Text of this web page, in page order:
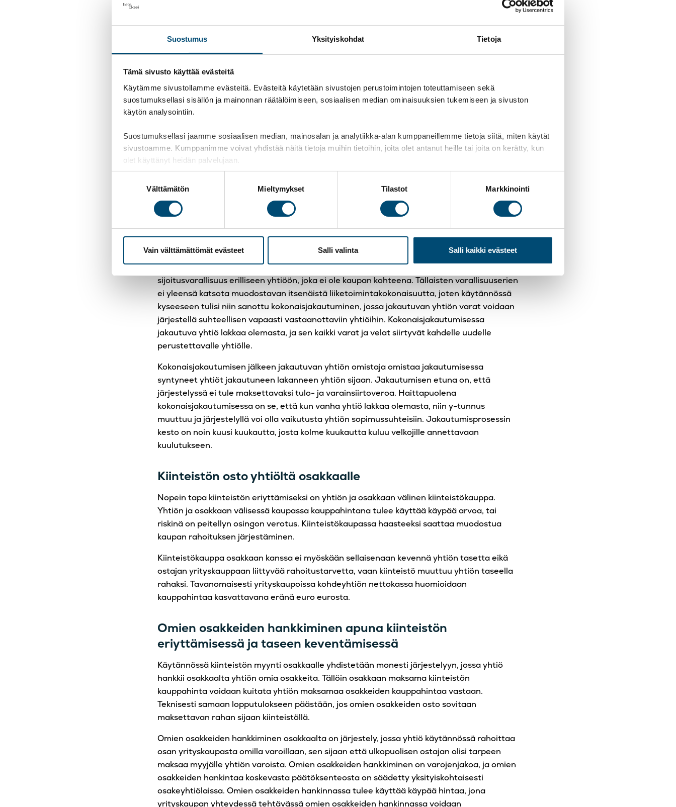
Suostumus Yksityiskohdat Tietoja
Tämä sivusto käyttää evästeitä
Käytämme sivustollamme evästeitä. Evästeitä käytetään sivustojen perustoimintojen toteuttamiseen sekä
suostumuksellasi sisällön ja mainonnan räätälöimiseen, sosiaalisen median ominaisuuksien tukemiseen ja sivuston
käytön analysointiin.
Suostumuksellasi jaamme sosiaalisen median, mainosalan ja analytiikka-alan kumppaneillemme tietoja siitä, miten käytät
sivustoamme. Kumppanimme voivat yhdistää näitä tietoja muihin tietoihin, joita olet antanut heille tai joita on kerätty, kun
olet käyttänyt heidän palvelujaan.
Välttämätön Mieltymykset Tilastot Markkinointi
Vain välttämättömät evästeet Salli valinta Salli kaikki evästeet
Yksinkertaistaen, myytävän yhtiön arvonmäärityslaskelmassa käyttökatetta tulisi tällöin
kiinteistön.
Kiinteistön eriyttäminen yhtiöstä
ennen yrityskauppaa
Yrityskaupoissa ostaja ei usein ole halukas ostamaan myytävän yhtiön liiketoiminnan
yrityskauppa toteutetaan osakekauppana, on kiinteistö monesti järkevää eriyttää yhtiöstä.
Tällöin yhtiö tavanomaisesti jatkaa kiinteistön vuokralaisena sen omistamisen sijaan.
Menettelytavan valinta riippuu muun muassa järjestelyihin käytettävissä olevasta ajasta.
Tässä on esitelty vaihtoehdoista jakautuminen ja kiinteistön myynti osakkaalle, sekä yhtiön
omien osakkeiden hankinta kiinteistön oston rahoituskeinona.
Jakautuminen
Jakautumisella voidaan siirtää liiketoiminnan käytössä oleva kiinteistö ja yhtiön
sijoitusvarallisuus erilliseen yhtiöön, joka ei ole kaupan kohteena. Tällaisten varallisuuserien
ei yleensä katsota muodostavan itsenäistä liiketoimintakokonaisuutta, joten käytännössä
kyseeseen tulisi niin sanottu kokonaisjakautuminen, jossa jakautuvan yhtiön varat voidaan
järjestellä suhteellisen vapaasti vastaanottaviin yhtiöihin. Kokonaisjakautumisessa
jakautuva yhtiö lakkaa olemasta, ja sen kaikki varat ja velat siirtyvät kahdelle uudelle
perustettavalle yhtiölle.
Kokonaisjakautumisen jälkeen jakautuvan yhtiön omistaja omistaa jakautumisessa
syntyneet yhtiöt jakautuneen lakanneen yhtiön sijaan. Jakautumisen etuna on, että
järjestelyssä ei tule maksettavaksi tulo- ja varainsiirtoveroa. Haittapuolena
kokonaisjakautumisessa on se, että kun vanha yhtiö lakkaa olemasta, niin y-tunnus
muuttuu ja järjestelyllä voi olla vaikutusta yhtiön sopimussuhteisiin. Jakautumisprosessin
kesto on noin kuusi kuukautta, josta kolme kuukautta kuluu velkojille annettavaan
kuulutukseen.
Kiinteistön osto yhtiöltä osakkaalle
Nopein tapa kiinteistön eriyttämiseksi on yhtiön ja osakkaan välinen kiinteistökauppa.
Yhtiön ja osakkaan välisessä kaupassa kauppahintana tulee käyttää käypää arvoa, tai
riskinä on peitellyn osingon verotus. Kiinteistökaupassa haasteeksi saattaa muodostua
kaupan rahoituksen järjestäminen.
Kiinteistökauppa osakkaan kanssa ei myöskään sellaisenaan kevennä yhtiön tasetta eikä
ostajan yrityskauppaan liittyvää rahoitustarvetta, vaan kiinteistö muuttuu yhtiön taseella
rahaksi. Tavanomaisesti yrityskaupoissa kohdeyhtiön nettokassa huomioidaan
kauppahintaa kasvattavana eränä euro eurosta.
Omien osakkeiden hankkiminen apuna kiinteistön
eriyttämisessä ja taseen keventämisessä
Käytännössä kiinteistön myynti osakkaalle yhdistetään monesti järjestelyyn, jossa yhtiö
hankkii osakkaalta yhtiön omia osakkeita. Tällöin osakkaan maksama kiinteistön
kauppahinta voidaan kuitata yhtiön maksamaa osakkeiden kauppahintaa vastaan.
Teknisesti samaan lopputulokseen päästään, jos omien osakkeiden osto sovitaan
maksettavan rahan sijaan kiinteistöllä.
Omien osakkeiden hankkiminen osakkaalta on järjestely, jossa yhtiö käytännössä rahoittaa
osan yrityskaupasta omilla varoillaan, sen sijaan että ulkopuolisen ostajan olisi tarpeen
maksaa myyjälle yhtiön varoista. Omien osakkeiden hankkiminen on varojenjakoa, ja omien
osakkeiden hankintaa koskevasta päätöksenteosta on säädetty yksityiskohtaisesti
osakeyhtiölaissa. Omien osakkeiden hankinnassa tulee käyttää käypää hintaa, jona
yrityskaupan yhteydessä tehtävässä omien osakkeiden hankinnassa voidaan